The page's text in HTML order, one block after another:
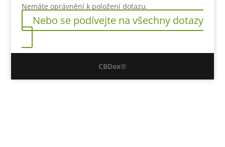
Nemáte oprávnění k položení dotazu.
Nebo se podívejte na všechny dotazy
CBDex®